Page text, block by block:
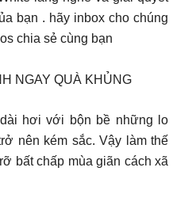
bạn . hãy inbox cho chúng
chia sẻ cùng bạn
NGAY QUÀ KHỦNG
hơi với bộn bề những lo
nên kém sắc. Vậy làm thế
bất chấp mùa giãn cách xã